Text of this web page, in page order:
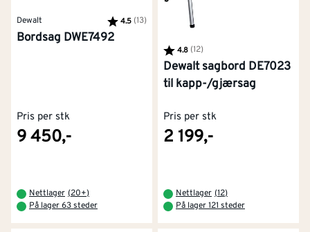
Dewalt Karakter:
4.5 (13)
Bordsag DWE7492
Pris per stk
9 450,-
Nettlager (20+)
På lager 63 steder
Karakter:
4.8(12)av 5 mulige
Dewalt sagbord DE7023
til kapp-/gjærsag
Pris per stk
2 199,-
Nettlager (12)
På lager 121 steder